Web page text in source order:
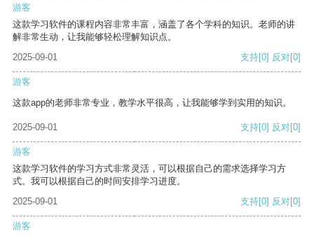
游客
这款学习软件的课程内容非常丰富，涵盖了各个学科的知识。老师的讲
解非常生动，让我能够轻松理解知识点。
2025-09-01
支持[0] 反对[0]
游客
这款app的老师非常专业，教学水平很高，让我能够学到实用的知识。
2025-09-01 支持[0] 反对[0]
游客
这款学习软件的学习方式非常灵活，可以根据自己的需求选择学习方
式。我可以根据自己的时间安排学习进度。
2025-09-01
支持[0] 反对[0]
游客